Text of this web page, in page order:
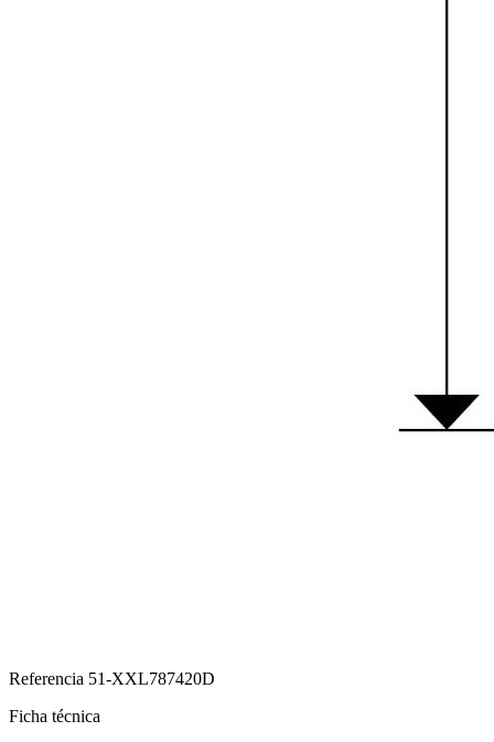
Referencia 51-XXL787420D
Ficha técnica